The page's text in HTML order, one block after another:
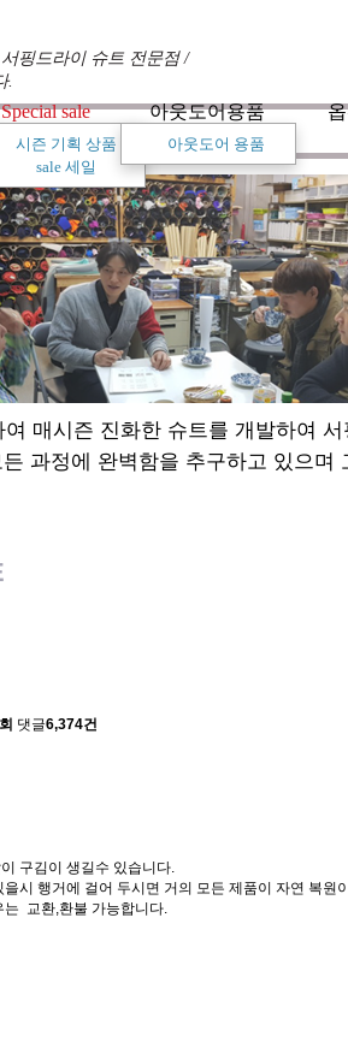
핑드라이 슈트 전문점 /
.
Special sale
시즌 기획 상품
sale 세일
아웃도어용품
아웃도어 용품
매시즌 진화한 슈트를 개발하여
과정에 완벽함을 추구하고 있으며
댓글6,374건
구김이 생길수 있습니다.
시 행거에 걸어 두시면 거의 모든 제품이 자연 복원
는 교환,환불 가능합니다.